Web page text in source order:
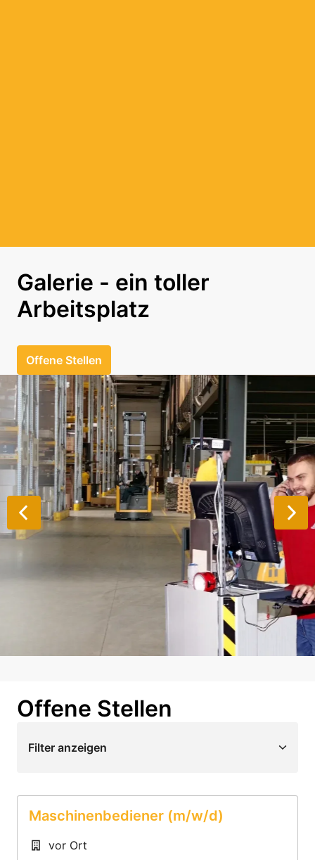
Galerie - ein toller
Arbeitsplatz
Offene Stellen
Offene Stellen
Filter anzeigen
Maschinenbediener (m/w/d)
vor Ort